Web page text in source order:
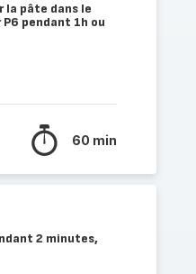
pâte dans le
pendant 1h ou
60 min
2 minutes,